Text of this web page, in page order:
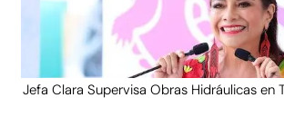
Jefa Clara Supervisa Obras Hidráulicas en